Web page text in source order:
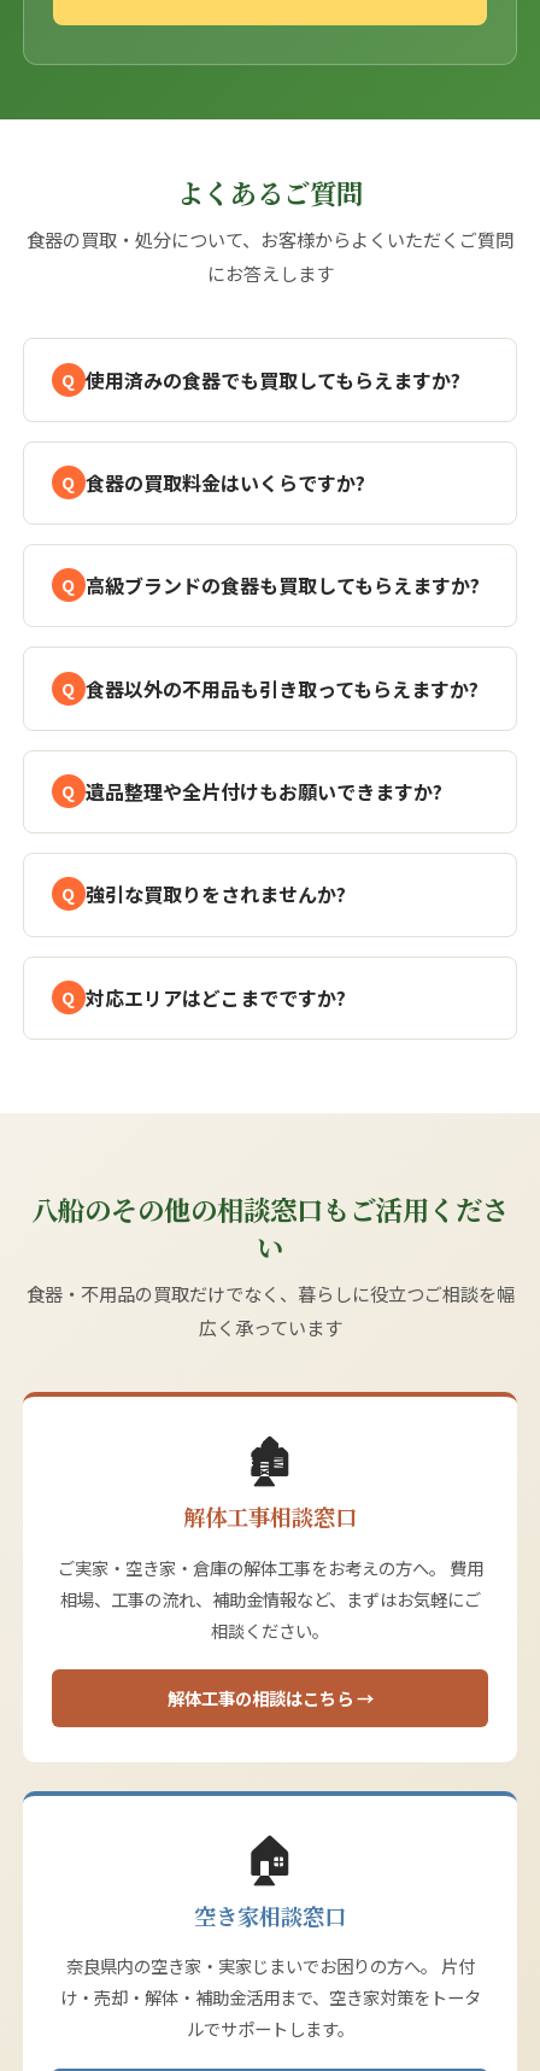
よくあるご質問
食器の買取・処分について、お客様からよくいただくご質問
にお答えします
使用済みの食器でも買取してもらえますか?
食器の買取料金はいくらですか?
高級ブランドの食器も買取してもらえますか?
食器以外の不用品も引き取ってもらえますか?
遺品整理や全片付けもお願いできますか?
強引な買取りをされませんか?
対応エリアはどこまでですか?
八船のその他の相談窓口もご活用くださ
い
食器・不用品の買取だけでなく、暮らしに役立つご相談を幅
広く承っています
🏚️
解体工事相談窓口
ご実家・空き家・倉庫の解体工事をお考えの方へ。 費用
相場、工事の流れ、補助金情報など、まずはお気軽にご
相談ください。
解体工事の相談はこちら →
🏠
空き家相談窓口
奈良県内の空き家・実家じまいでお困りの方へ。 片付
け・売却・解体・補助金活用まで、空き家対策をトータ
ルでサポートします。